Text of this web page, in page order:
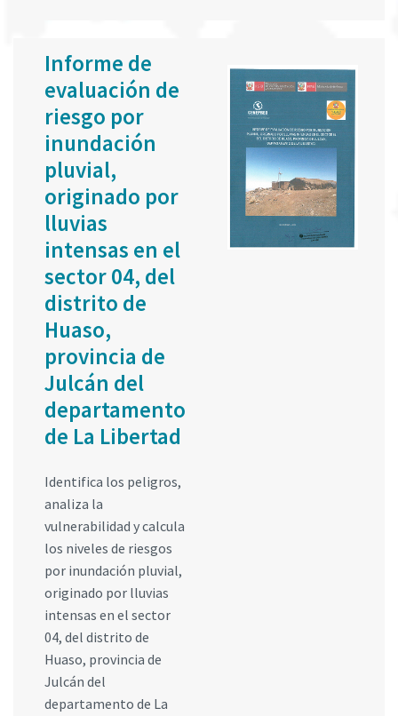
Informe de
evaluación de
riesgo por
inundación
pluvial,
originado por
lluvias
intensas en el
sector 04, del
distrito de
Huaso,
provincia de
Julcán del
departamento
de La Libertad
Identifica los peligros,
analiza la
vulnerabilidad y calcula
los niveles de riesgos
por inundación pluvial,
originado por lluvias
intensas en el sector
04, del distrito de
Huaso, provincia de
Julcán del
departamento de La